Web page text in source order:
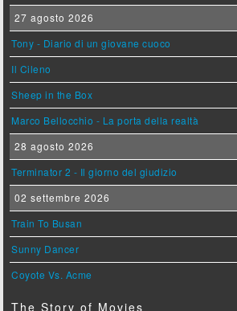
27 agosto 2026
Tony - Diario di un giovane cuoco
Il Cileno
Sheep in the Box
Marco Bellocchio - La porta della realtà
28 agosto 2026
Terminator 2 - Il giorno del giudizio
02 settembre 2026
Train To Busan
Sunny Dancer
Coyote Vs. Acme
The Story of Movies